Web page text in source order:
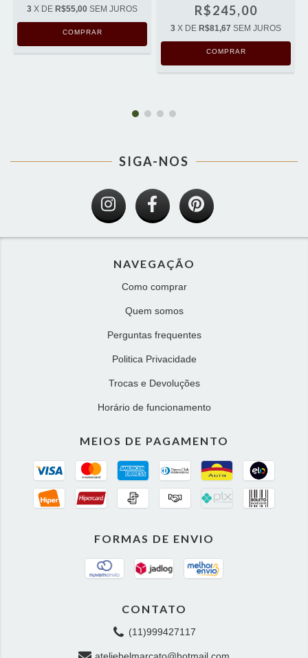
3 X DE R$55,00 SEM JUROS
COMPRAR
R$245,00
3 X DE R$81,67 SEM JUROS
COMPRAR
SIGA-NOS
NAVEGAÇÃO
Como comprar
Quem somos
Perguntas frequentes
Politica Privacidade
Trocas e Devoluções
Horário de funcionamento
MEIOS DE PAGAMENTO
FORMAS DE ENVIO
CONTATO
(11)999427117